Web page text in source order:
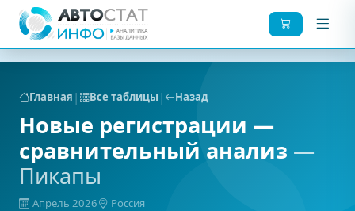
Главная | Все таблицы | Назад
Новые регистрации —
сравнительный анализ —
Пикапы
Апрель 2026 Россия